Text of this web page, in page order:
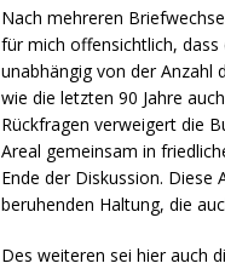
Nach mehreren
für mich offensichtlich,
unabhängig von der
wie die letzten 90 Jahre
Rückfragen verweigert die
Areal gemeinsam in
Ende der Diskussion.
beruhenden Haltung, die
Des weiteren sei hier auch